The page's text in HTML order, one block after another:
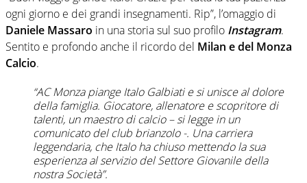
ogni giorno e dei grandi insegnamenti. Rip”, l’omaggio di
Daniele Massaro in una storia sul suo profilo Instagram.
Sentito e profondo anche il ricordo del Milan e del Monza
Calcio.
“AC Monza piange Italo Galbiati e si unisce al dolore
della famiglia. Giocatore, allenatore e scopritore di
talenti, un maestro di calcio – si legge in un
comunicato del club brianzolo -. Una carriera
leggendaria, che Italo ha chiuso mettendo la sua
esperienza al servizio del Settore Giovanile della
nostra Società”.